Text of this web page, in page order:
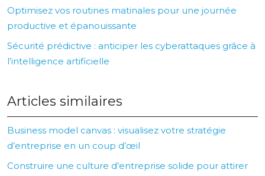
Optimisez vos routines matinales pour une journée
productive et épanouissante
Sécurité prédictive : anticiper les cyberattaques grâce à
l’intelligence artificielle
Articles similaires
Business model canvas : visualisez votre stratégie
d’entreprise en un coup d’œil
Construire une culture d’entreprise solide pour attirer